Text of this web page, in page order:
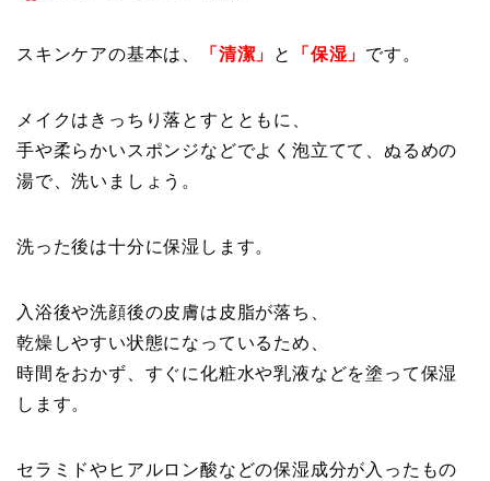
スキンケアの基本は、 「清潔」 と 「保湿」 です。
メイクはきっちり落とすとともに、
手や柔らかいスポンジなどでよく泡立てて、ぬるめの
湯で、洗いましょう。
洗った後は十分に保湿します。
入浴後や洗顔後の皮膚は皮脂が落ち、
乾燥しやすい状態になっているため、
時間をおかず、すぐに化粧水や乳液などを塗って保湿
します。
セラミドやヒアルロン酸などの保湿成分が入ったもの